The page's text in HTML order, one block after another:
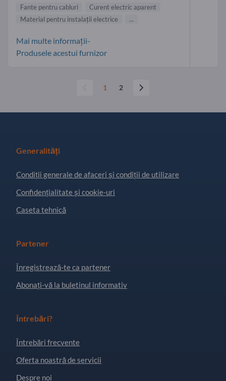
Fante pentru cabluri
Curent electric aparent
Material pentru instalaţii electrice
...
Mai multe informații-
Produsele acestui furnizor
1 2
Generalități
Condiţii generale de afaceri și condiții de utilizare
Confidențialitate și cookie-uri
Caseta tehnică
Partener
Înregistrează-te ca partener
Abonați-vă la buletinul informativ
Întrebări?
Întrebări frecvente
Oferta noastră de servicii
Despre noi